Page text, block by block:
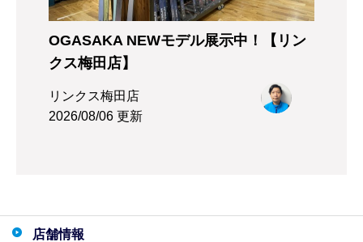
OGASAKA NEWモデル展示中！【リン
クス梅田店】
リンクス梅田店
2026/08/06 更新
店舗情報